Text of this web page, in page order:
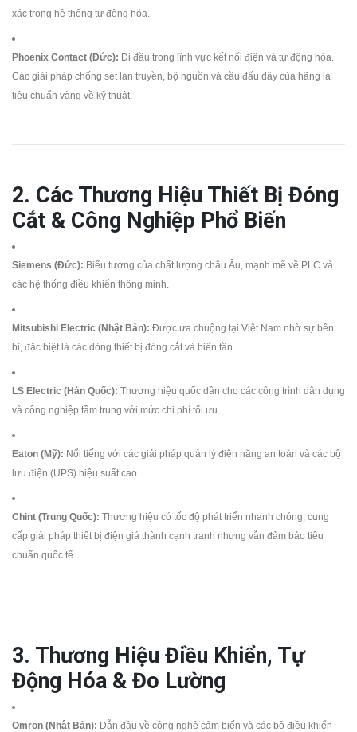
xác trong hệ thống tự động hóa.
Phoenix Contact (Đức): Đi đầu trong lĩnh vực kết nối điện và tự động hóa.
Các giải pháp chống sét lan truyền, bộ nguồn và cầu đấu dây của hãng là
tiêu chuẩn vàng về kỹ thuật.
2. Các Thương Hiệu Thiết Bị Đóng
Cắt & Công Nghiệp Phổ Biến
Siemens (Đức): Biểu tượng của chất lượng châu Âu, mạnh mẽ về PLC và
các hệ thống điều khiển thông minh.
Mitsubishi Electric (Nhật Bản): Được ưa chuộng tại Việt Nam nhờ sự bền
bỉ, đặc biệt là các dòng thiết bị đóng cắt và biến tần.
LS Electric (Hàn Quốc): Thương hiệu quốc dân cho các công trình dân dụng
và công nghiệp tầm trung với mức chi phí tối ưu.
Eaton (Mỹ): Nổi tiếng với các giải pháp quản lý điện năng an toàn và các bộ
lưu điện (UPS) hiệu suất cao.
Chint (Trung Quốc): Thương hiệu có tốc độ phát triển nhanh chóng, cung
cấp giải pháp thiết bị điện giá thành cạnh tranh nhưng vẫn đảm bảo tiêu
chuẩn quốc tế.
3. Thương Hiệu Điều Khiển, Tự
Động Hóa & Đo Lường
Omron (Nhật Bản): Dẫn đầu về công nghệ cảm biến và các bộ điều khiển